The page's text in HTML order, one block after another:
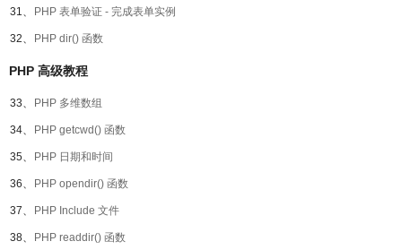
31、 PHP 表单验证 - 完成表单实例
32、 PHP dir() 函数
PHP 高级教程
33、 PHP 多维数组
34、 PHP getcwd() 函数
35、 PHP 日期和时间
36、 PHP opendir() 函数
37、 PHP Include 文件
38、 PHP readdir() 函数